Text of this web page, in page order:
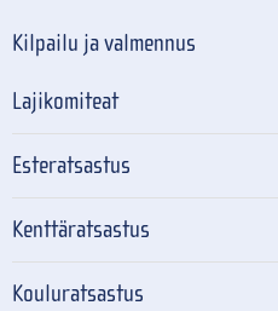
Kilpailu ja valmennus
Lajikomiteat
Esteratsastus
Kenttäratsastus
Kouluratsastus